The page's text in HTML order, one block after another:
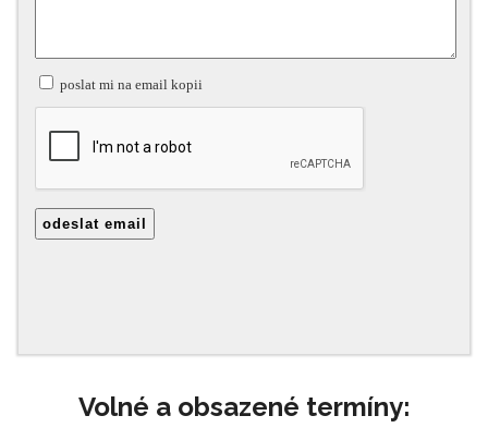
Volné a obsazené termíny: